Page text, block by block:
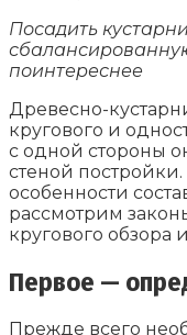
Посадить
поинтереснее
Древесно-
кругового и
с одной стороны
стеной
особенности
рассмотрим
кругового
Первое —
Прежде всего